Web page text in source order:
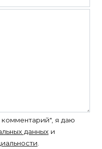
я даю
данных и
.